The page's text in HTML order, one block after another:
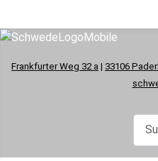
Frankfurter Weg 32 a | 33106